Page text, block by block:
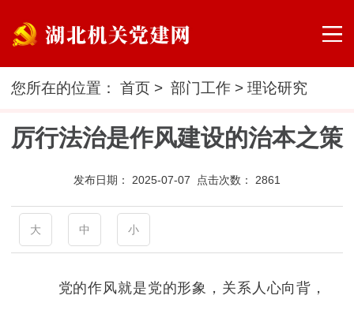
您所在的位置：首页 >部门工作 >理论研究
厉行法治是作风建设的治本之策
发布日期： 2025-07-07 点击次数： 2861
大 中 小
党的作风就是党的形象，关系人心向背，